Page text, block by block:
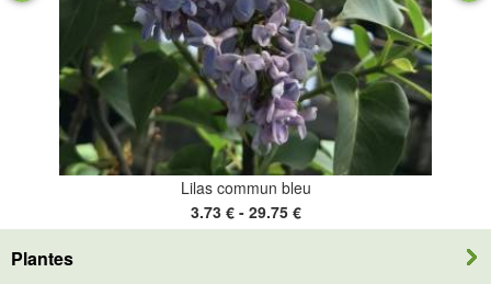
Lilas commun bleu
3.73 € - 29.75 €
Plantes